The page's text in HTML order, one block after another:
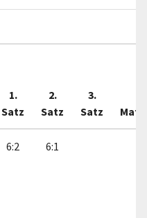
1.
Satz
2.
Satz
3.
Satz
6:2 6:1